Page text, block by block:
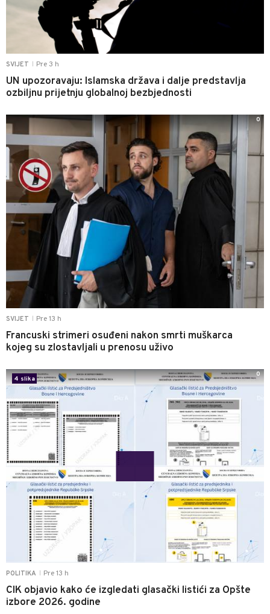
SVIJET Pre 3 h
UN upozoravaju: Islamska država i dalje predstavlja
ozbiljnu prijetnju globalnoj bezbjednosti
SVIJET Pre 13 h
Francuski strimeri osuđeni nakon smrti muškarca
kojeg su zlostavljali u prenosu uživo
0
POLITIKA Pre 13 h
CIK objavio kako će izgledati glasački listići za Opšte
izbore 2026. godine
4 slika
0